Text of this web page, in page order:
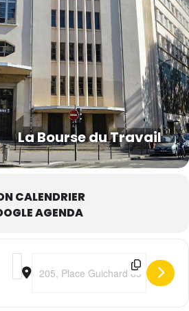
La Bourse du Travail
CALENDRIER
AGENDA
Address - Haroun • Seuls [Qp5PKvwki]
Destination Address - Haroun •